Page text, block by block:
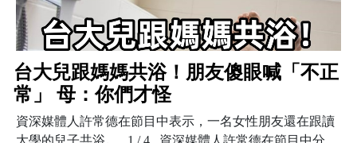
台大兒跟媽媽共浴！朋友傻眼喊「不正
常」 母：你們才怪
資深媒體人許常德在節目中表示，一名女性朋友還在跟讀
大學的兒子共浴。 1 / 4 資深媒體人許常德在節目中分